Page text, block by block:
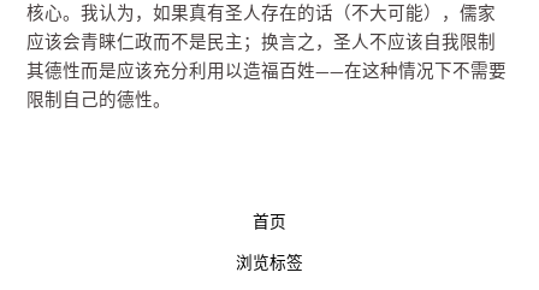
核心。我认为，如果真有圣人存在的话（不大可能），儒家
应该会青睐仁政而不是民主；换言之，圣人不应该自我限制
其德性而是应该充分利用以造福百姓——在这种情况下不需要
限制自己的德性。
首页
浏览标签